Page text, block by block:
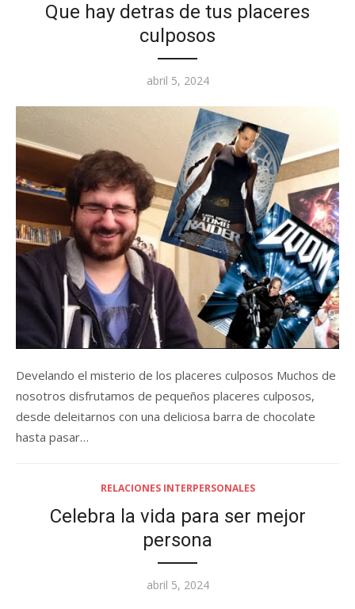
Que hay detras de tus placeres
culposos
Posted
abril 5, 2024
Develando el misterio de los placeres culposos Muchos de
nosotros disfrutamos de pequeños placeres culposos,
desde deleitarnos con una deliciosa barra de chocolate
hasta pasar…
RELACIONES INTERPERSONALES
Celebra la vida para ser mejor
persona
Posted
abril 5, 2024